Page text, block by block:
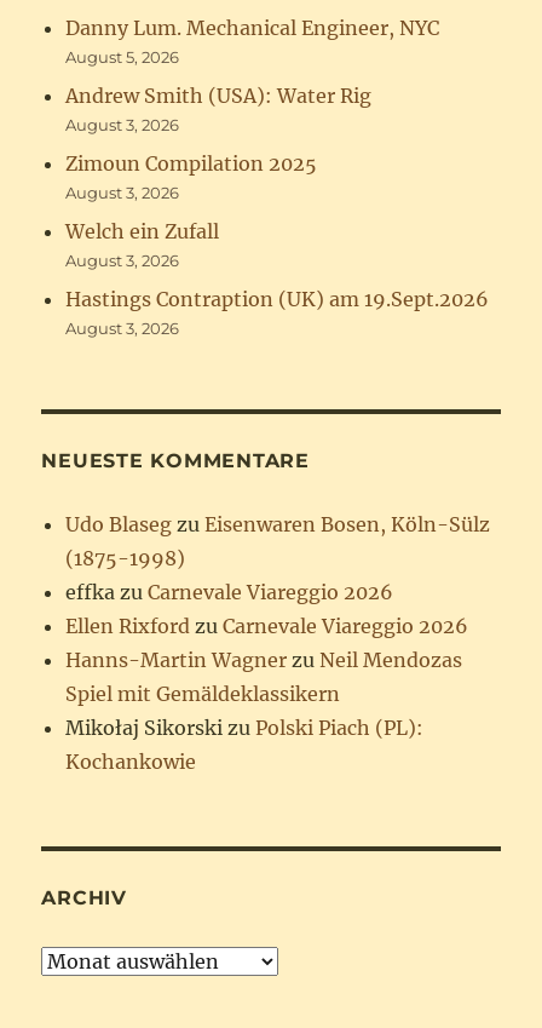
Danny Lum. Mechanical Engineer, NYC
August 5, 2026
Andrew Smith (USA): Water Rig
August 3, 2026
Zimoun Compilation 2025
August 3, 2026
Welch ein Zufall
August 3, 2026
Hastings Contraption (UK) am 19.Sept.2026
August 3, 2026
NEUESTE KOMMENTARE
Udo Blaseg zuEisenwaren Bosen, Köln-Sülz
(1875-1998)
effka zuCarnevale Viareggio 2026
Ellen Rixford zuCarnevale Viareggio 2026
Hanns-Martin Wagner zuNeil Mendozas
Spiel mit Gemäldeklassikern
Mikołaj Sikorski zuPolski Piach (PL):
Kochankowie
ARCHIV
Archiv